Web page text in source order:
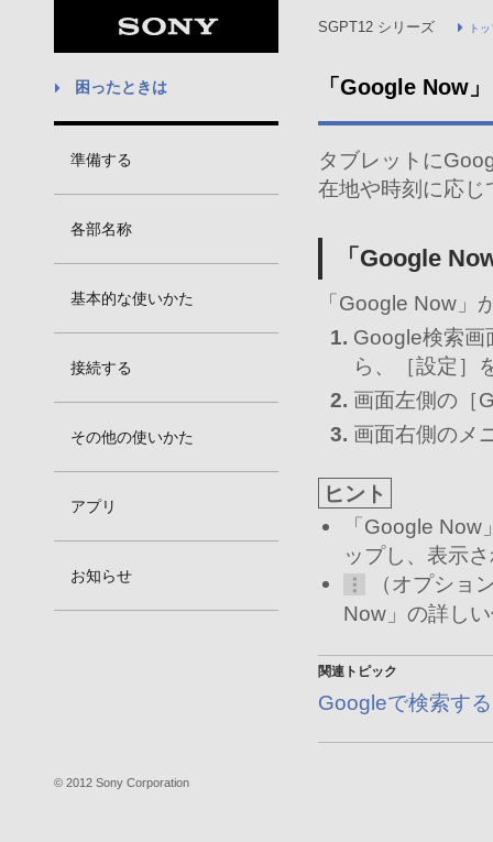
SGPT12 シリーズ ト
困ったときは
準備する
各部名称
基本的な使いかた
接続する
その他の使いかた
アプリ
お知らせ
「Google Now
タブレットに
在地や時刻に応
「Google
「Google Now」
Google検索
ら、［設定］
画面左側の［
画面右側のメ
ヒント
「Google
ップし、表示
（オプショ
Now」の詳し
関連トピック
Googleで検索する
© 2012 Sony Corporation